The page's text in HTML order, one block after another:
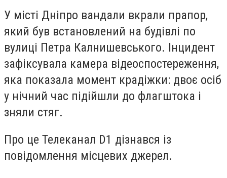
У місті Дніпро вандали вкрали прапор,
який був встановлений на будівлі по
вулиці Петра Калнишевського. Інцидент
зафіксувала камера відеоспостереження,
яка показала момент крадіжки: двоє осіб
у нічний час підійшли до флагштока і
зняли стяг.
Про це Телеканал D1 дізнався із
повідомлення місцевих джерел.